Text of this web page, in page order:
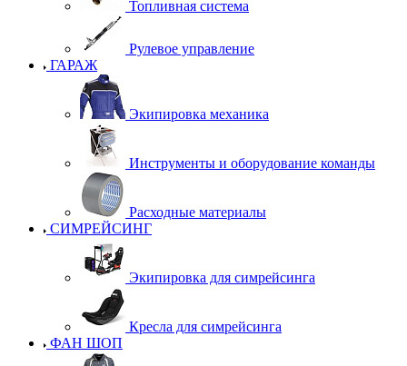
Топливная система
Рулевое управление
ГАРАЖ
Экипировка механика
Инструменты и оборудование команды
Расходные материалы
СИМРЕЙСИНГ
Экипировка для симрейсинга
Кресла для симрейсинга
ФАН ШОП